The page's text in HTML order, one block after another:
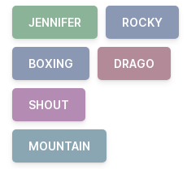
JENNIFER ROCKY
BOXING DRAGO
SHOUT
MOUNTAIN